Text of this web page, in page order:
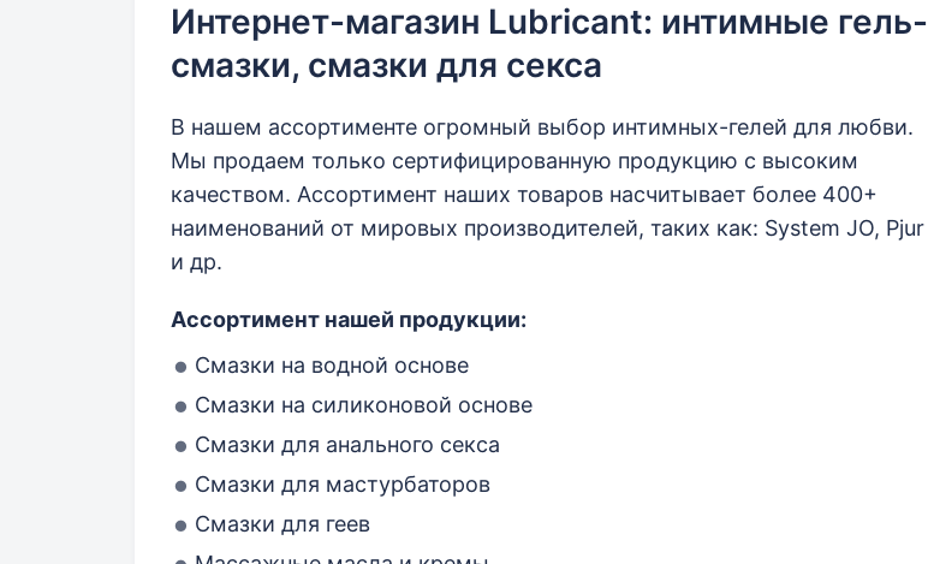
Интернет-магазин Lubricant: интимные гель-
смазки, смазки для секса
В нашем ассортименте огромный выбор интимных-гелей для любви.
Мы продаем только сертифицированную продукцию с высоким
качеством. Ассортимент наших товаров насчитывает более 400+
наименований от мировых производителей, таких как: System JO, Pjur
и др.
Ассортимент нашей продукции:
Смазки на водной основе
Смазки на силиконовой основе
Смазки для анального секса
Смазки для мастурбаторов
Смазки для геев